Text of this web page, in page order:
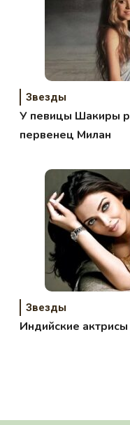
Звезды
У певицы Шакиры
первенец Милан
Звезды
Индийские